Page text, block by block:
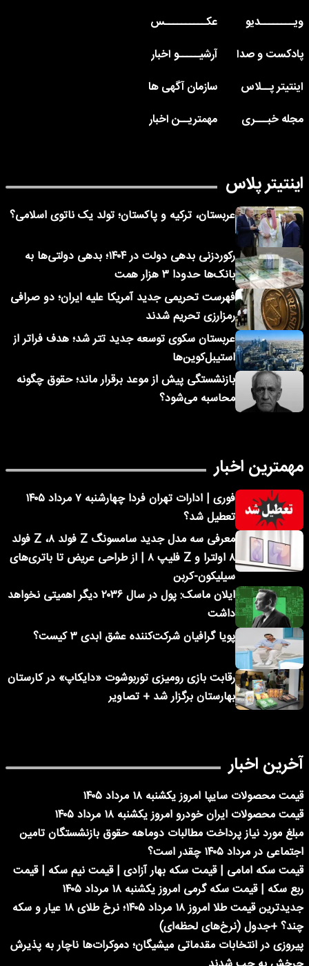
ویــــــــدیو
عکــــــــــس
پادکست و صدا
آرشیـــــو اخبار
اینتیتر پــلاس
سازمان آگهی ها
مجله خبـــری
مهمتریــن اخبار
اینتیتر پلاس
عربستان، ترکیه و پاکستان؛ تولد یک ناتوی اسلامی؟
رکوردزنی بدهی دولت در ۱۴۰۴؛ بدهی دولتی‌ها به
بانک‌ها حدودا ۳ هزار همت
فهرست تحریمی جدید آمریکا علیه ایران؛ دو صرافی
رمزارزی تحریم شدند
عربستان سکوی توسعه جدید تتر شد؛ هدف فراتر از
استیبل‌کوین‌ها
بازنشستگی پیش از موعد برقرار ماند؛ حقوق چگونه
محاسبه می‌شود؟
مهمترین اخبار
فوری | ادارات تهران فردا چهارشنبه ۷ مرداد ۱۴۰۵
تعطیل شد؟
معرفی سه مدل جدید سامسونگ Z فولد ۸، Z فولد
۸ اولترا و Z فلیپ ۸ | از طراحی عریض تا باتری‌های
سیلیکون-کربن
ایلان ماسک: پول در سال ۲۰۳۶ دیگر اهمیتی نخواهد
داشت
پویا گرافیان شرکت‌کننده عشق ابدی ۳ کیست؟
رقابت بازی رومیزی توربوشوت «دایکاپ» در کارستان
بهارستان برگزار شد + تصاویر
آخرین اخبار
قیمت محصولات سایپا امروز یکشنبه ۱۸ مرداد ۱۴۰۵
قیمت محصولات ایران خودرو امروز یکشنبه ۱۸ مرداد ۱۴۰۵
مبلغ مورد نیاز پرداخت مطالبات دوماهه حقوق بازنشستگان تامین
اجتماعی در مرداد ۱۴۰۵ چقدر است؟
قیمت سکه امامی | قیمت سکه بهار آزادی | قیمت نیم سکه | قیمت
ربع سکه | قیمت سکه گرمی امروز یکشنبه ۱۸ مرداد ۱۴۰۵
جدیدترین قیمت طلا امروز ۱۸ مرداد ۱۴۰۵؛ نرخ طلای ۱۸ عیار و سکه
چند؟ +جدول (نرخ‌های لحظه‌ای)
پیروزی در انتخابات مقدماتی میشیگان؛ دموکرات‌ها ناچار به پذیرش